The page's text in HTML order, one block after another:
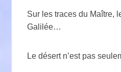
Sur les traces du Maître,
Galilée…
Le désert n’est pas